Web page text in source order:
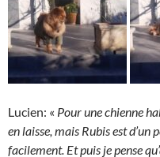
Lucien: « Pour une chienne
en laisse, mais Rubis est
facilement. Et puis je pense